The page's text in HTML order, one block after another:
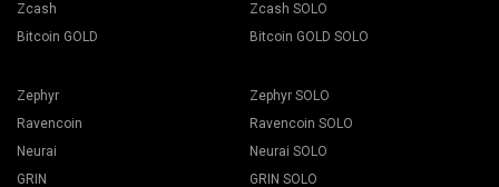
Zcash
Bitcoin GOLD
Zcash SOLO
Bitcoin GOLD SOLO
Zephyr
Ravencoin
Neurai
GRIN
Zephyr SOLO
Ravencoin SOLO
Neurai SOLO
GRIN SOLO